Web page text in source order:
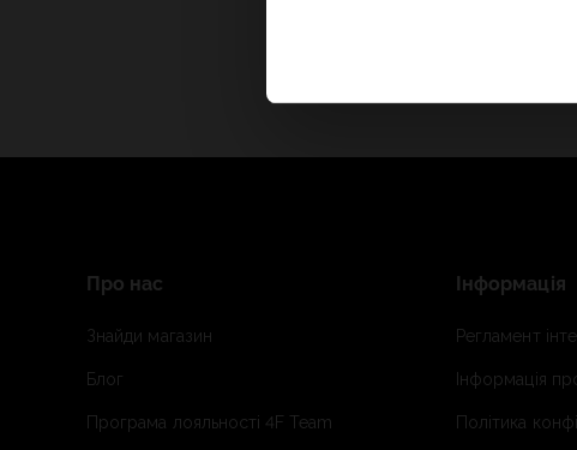
Детальну інформацію можна
Про нас
Знайди магазин
Блог
Програма лояльності 4F Team
Інформація
Регламент
Інформація
Політика